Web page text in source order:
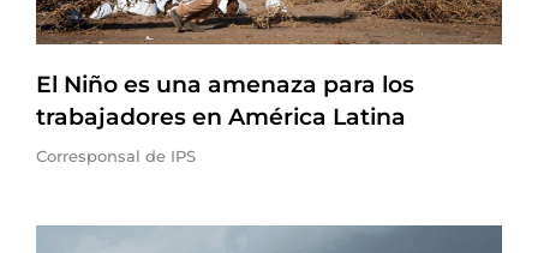
El Niño es una amenaza para los
trabajadores en América Latina
Corresponsal de IPS